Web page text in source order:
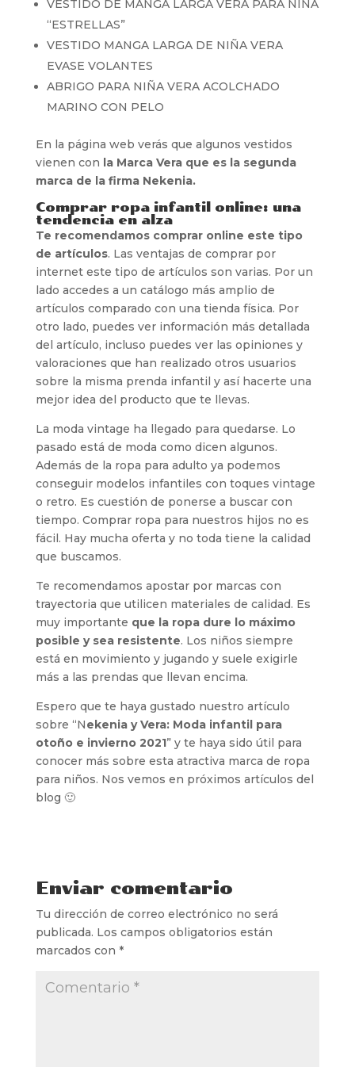
VESTIDO DE MANGA LARGA VERA PARA NIÑA
“ESTRELLAS”
VESTIDO MANGA LARGA DE NIÑA VERA
EVASE VOLANTES
ABRIGO PARA NIÑA VERA ACOLCHADO
MARINO CON PELO
En la página web verás que algunos vestidos
vienen con la Marca Vera que es la segunda
marca de la firma Nekenia.
Comprar ropa infantil online: una
tendencia en alza
Te recomendamos comprar online este tipo
de artículos. Las ventajas de comprar por
internet este tipo de artículos son varias. Por un
lado accedes a un catálogo más amplio de
artículos comparado con una tienda física. Por
otro lado, puedes ver información más detallada
del artículo, incluso puedes ver las opiniones y
valoraciones que han realizado otros usuarios
sobre la misma prenda infantil y así hacerte una
mejor idea del producto que te llevas.
La moda vintage ha llegado para quedarse. Lo
pasado está de moda como dicen algunos.
Además de la ropa para adulto ya podemos
conseguir modelos infantiles con toques vintage
o retro. Es cuestión de ponerse a buscar con
tiempo. Comprar ropa para nuestros hijos no es
fácil. Hay mucha oferta y no toda tiene la calidad
que buscamos.
Te recomendamos apostar por marcas con
trayectoria que utilicen materiales de calidad. Es
muy importante que la ropa dure lo máximo
posible y sea resistente. Los niños siempre
está en movimiento y jugando y suele exigirle
más a las prendas que llevan encima.
Espero que te haya gustado nuestro artículo
sobre “Nekenia y Vera: Moda infantil para
otoño e invierno 2021” y te haya sido útil para
conocer más sobre esta atractiva marca de ropa
para niños. Nos vemos en próximos artículos del
blog 🙂
Enviar comentario
Tu dirección de correo electrónico no será
publicada. Los campos obligatorios están
marcados con *